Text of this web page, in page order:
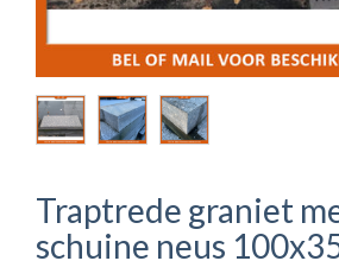
Traptrede graniet
schuine neus